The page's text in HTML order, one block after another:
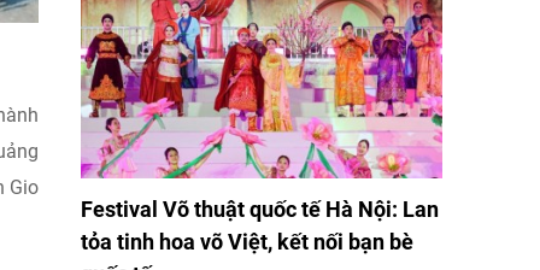
Gio
Festival Võ thuật quốc tế Hà Nội: Lan
tỏa tinh hoa võ Việt, kết nối bạn bè